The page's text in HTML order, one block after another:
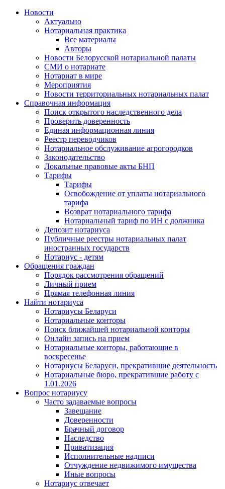
Новости
Актуально
Нотариальная практика
Все материалы
Авторы
Новости Белорусской нотариальной палаты
СМИ о нотариате
Нотариат в мире
Мероприятия
Новости территориальных нотариальных палат
Справочная информация
Поиск открытого наследственного дела
Проверить доверенность
Единая информационная линия
Реестр переводчиков
Нотариальное обслуживание агрогородков
Законодательство
Локальные правовые акты БНП
Тарифы
Тарифы
Освобождение от уплаты нотариального
тарифа
Возврат нотариального тарифа
Нотариальный тариф по ИН с должника
Депозит нотариуса
Публичные реестры нотариальных палат
иностранных государств
Нотариус - детям
Обращения граждан
Порядок рассмотрения обращений
Личный прием
Прямая телефонная линия
Найти нотариуса
Нотариусы Беларуси
Нотариальные конторы
Поиск ближайшей нотариальной конторы
Онлайн запись на прием
Нотариальные конторы, работающие в
воскресенье
Нотариусы Беларуси, прекратившие деятельность
Нотариальные бюро, прекратившие работу с
1.01.2026
Вопрос нотариусу
Часто задаваемые вопросы
Завещание
Доверенности
Брачный договор
Наследство
Приватизация
Исполнительные надписи
Отчуждение недвижимого имущества
Иные вопросы
Нотариус отвечает